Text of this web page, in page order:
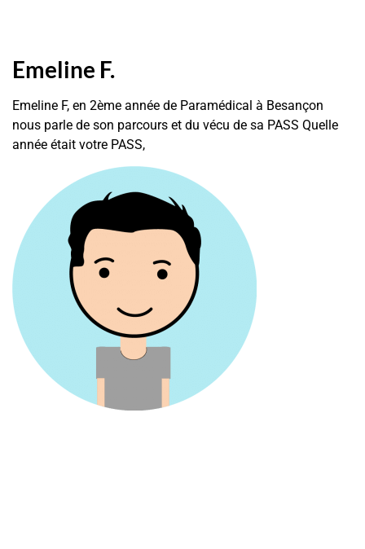
Emeline F.
Emeline F, en 2ème année de Paramédical à Besançon
nous parle de son parcours et du vécu de sa PASS Quelle
année était votre PASS,